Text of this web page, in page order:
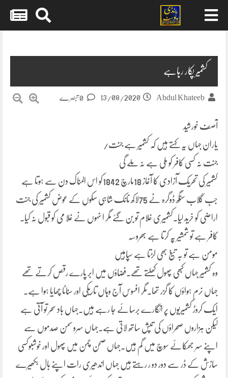
کشمیر پکار رہاہے
Abdul Khateeb
13/08/2020
آصف خورشید
یاران جہاں یہ کہتے ہیں کہ کشمیر ہے جنت/
جنت نہ کسی کافر کو ملی ہے نہ ملے گی
کشمیر کی تحریک آزادی کا آغاز 18مارچ 1842کو اس المناک دن سے ہوتا ہے
جب گلاب سنگھ ڈوگرہ نے 75لاکھ نانک شاہی سکوں کے عوض کشمیر کی جنت
اراضی کو خرید لیا۔کشمیری غلام تو بن گئے مگر ا نہوں نے غلا می کو قبول نہ کیا۔
کافر ہے تو شمشیر پہ کرتا ہے بھروسہ
مومن ہے تو بہ تیغ بھی لڑتا ہے سپاہیں
وہ کشمیر جہاں کبھی پھول کھلتے تھے۔فضاؤں میں ابر پارے رقص کرتے تھے
جہاں نرم ہواؤں کا گزر تھا۔مگر افسوس آج وہاں تاریکی اور سناٹا چھایا ہوا ہے۔
ایک کروڑ کشمیریوں پر انگارے برسائے جا رہے ہیں۔جہاں باد سحر تو آتی ہے
لیکن ہزاروں صحراؤں کی تپش ساتھ لاتی ہے۔جہاں سرو سمن صدموں سے
اپنے سر جھکائے سوچ میں گم ہیں۔جہاں صحن چمن میں پھول اور خوشبوکسی
سازش کے ڈر سے دور دو ر رہتے ہیں جہاں اندھیری رات اپنے بال بکھیرے